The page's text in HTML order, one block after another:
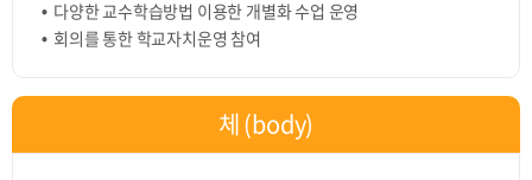
다양한 교수학습방법 이용한 개별화 수업 운영
회의를 통한 학교자치운영 참여
체 (body)